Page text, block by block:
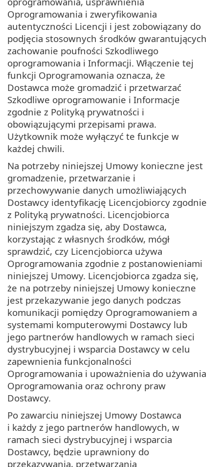
Oprogramowania i zweryfikowania
autentyczności Licencji i jest zobowiązany do
podjęcia stosownych środków gwarantujących
zachowanie poufności Szkodliwego
oprogramowania i Informacji. Włączenie tej
funkcji Oprogramowania oznacza, że
Dostawca może gromadzić i przetwarzać
Szkodliwe oprogramowanie i Informacje
zgodnie z Polityką prywatności i
obowiązującymi przepisami prawa.
Użytkownik może wyłączyć te funkcje w
każdej chwili.
Na potrzeby niniejszej Umowy konieczne jest
gromadzenie, przetwarzanie i
przechowywanie danych umożliwiających
Dostawcy identyfikację Licencjobiorcy zgodnie
z Polityką prywatności. Licencjobiorca
niniejszym zgadza się, aby Dostawca,
korzystając z własnych środków, mógł
sprawdzić, czy Licencjobiorca używa
Oprogramowania zgodnie z postanowieniami
niniejszej Umowy. Licencjobiorca zgadza się,
że na potrzeby niniejszej Umowy konieczne
jest przekazywanie jego danych podczas
komunikacji pomiędzy Oprogramowaniem a
systemami komputerowymi Dostawcy lub
jego partnerów handlowych w ramach sieci
dystrybucyjnej i wsparcia Dostawcy w celu
zapewnienia funkcjonalności
Oprogramowania i upoważnienia do używania
Oprogramowania oraz ochrony praw
Dostawcy.
Po zawarciu niniejszej Umowy Dostawca
i każdy z jego partnerów handlowych, w
ramach sieci dystrybucyjnej i wsparcia
Dostawcy, będzie uprawniony do
przekazywania, przetwarzania